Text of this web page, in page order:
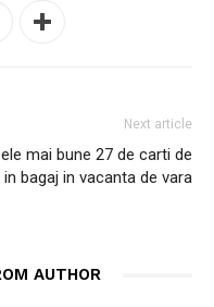
Next article
mai bune 27 de carti de
in bagaj in vacanta de vara
AUTHOR